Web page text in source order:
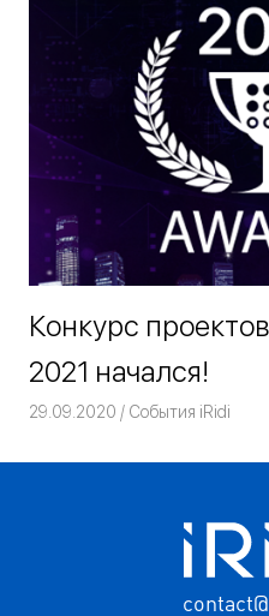
Конкурс
2021 начался!
29.09.2020 Команда iRidium
События iRidi